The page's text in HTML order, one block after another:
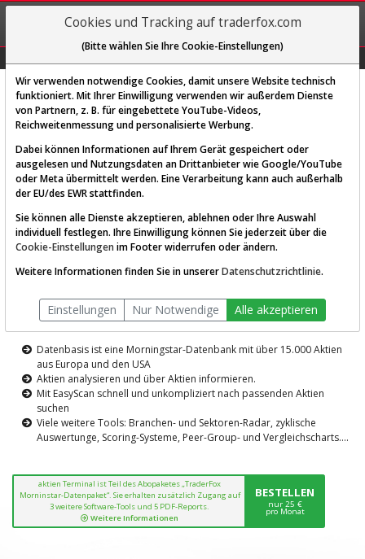
REGIS-
TRIEREN
Diese Funktion ist nur für
AKTIEN-TERMINAL
Die Aktienanalyse-Plattform von
TraderFox
Datenbasis ist eine Morningstar-Datenbank mit über 15.000 Aktien
aus Europa und den USA
Aktien analysieren und über Aktien informieren.
Mit EasyScan schnell und unkompliziert nach passenden Aktien
suchen
Viele weitere Tools: Branchen- und Sektoren-Radar, zyklische
Auswertunge, Scoring-Systeme, Peer-Group- und Vergleichscharts....
aktien Terminal ist Teil des Abopaketes „TraderFox
Morninstar-Datenpaket“. Sie erhalten zusätzlich Zugang auf
3 weitere Software-Tools und 5 PDF-Reports.
Weitere Informationen
BESTELLEN
nur 25 €
pro Monat
Cookies und Tracking auf traderfox.com
(Bitte wählen Sie Ihre Cookie-Einstellungen)
Wir verwenden notwendige Cookies, damit unsere Website technisch
funktioniert. Mit Ihrer Einwilligung verwenden wir außerdem Dienste
von Partnern, z. B. für eingebettete YouTube-Videos,
Reichweitenmessung und personalisierte Werbung.
Dabei können Informationen auf Ihrem Gerät gespeichert oder
ausgelesen und Nutzungsdaten an Drittanbieter wie Google/YouTube
oder Meta übermittelt werden. Eine Verarbeitung kann auch außerhalb
der EU/des EWR stattfinden.
Sie können alle Dienste akzeptieren, ablehnen oder Ihre Auswahl
individuell festlegen. Ihre Einwilligung können Sie jederzeit über die
Cookie-Einstellungen im Footer widerrufen oder ändern.
Weitere Informationen finden Sie in unsererDatenschutzrichtlinie.
Einstellungen Nur Notwendige Alle akzeptieren